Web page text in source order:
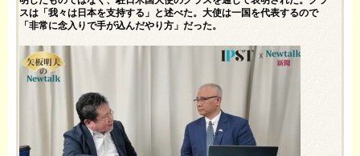
スは「我々は日本を支持する」と述べた。大使は一国を代表するので
「非常に念入りで手が込んだやり方」だった。